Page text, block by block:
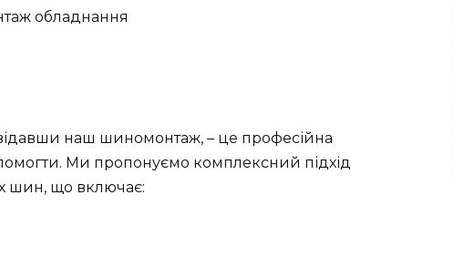
наш шиномонтаж, – це професійна
Ми пропонуємо комплексний підхід
шин, що включає: